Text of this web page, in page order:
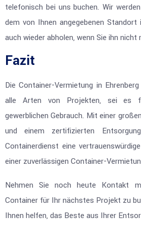
telefonisch bei uns buchen. Wir
dem von Ihnen angegebenen Standort
auch wieder abholen, wenn Sie ihn nicht
Fazit
Die Container-Vermietung in
alle Arten von Projekten, sei es
gewerblichen Gebrauch. Mit einer
und einem zertifizierten
Containerdienst eine
einer zuverlässigen Container-
Nehmen Sie noch heute Kontakt
Container für Ihr nächstes Projekt zu
Ihnen helfen, das Beste aus Ihrer